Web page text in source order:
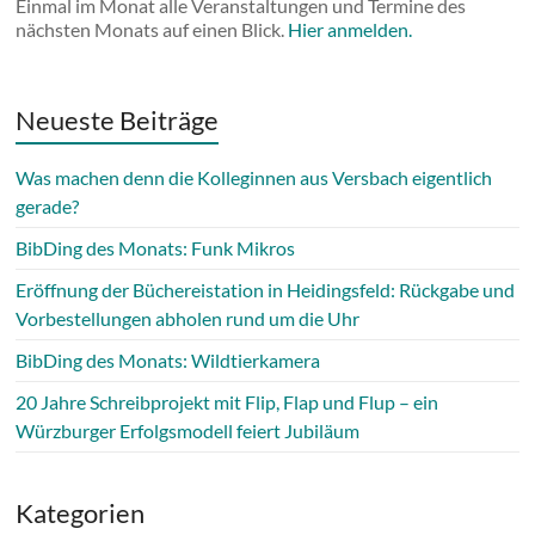
Einmal im Monat alle Veranstaltungen und Termine des
nächsten Monats auf einen Blick. Hier anmelden.
Neueste Beiträge
Was machen denn die Kolleginnen aus Versbach eigentlich
gerade?
BibDing des Monats: Funk Mikros
Eröffnung der Büchereistation in Heidingsfeld: Rückgabe und
Vorbestellungen abholen rund um die Uhr
BibDing des Monats: Wildtierkamera
20 Jahre Schreibprojekt mit Flip, Flap und Flup – ein
Würzburger Erfolgsmodell feiert Jubiläum
Kategorien